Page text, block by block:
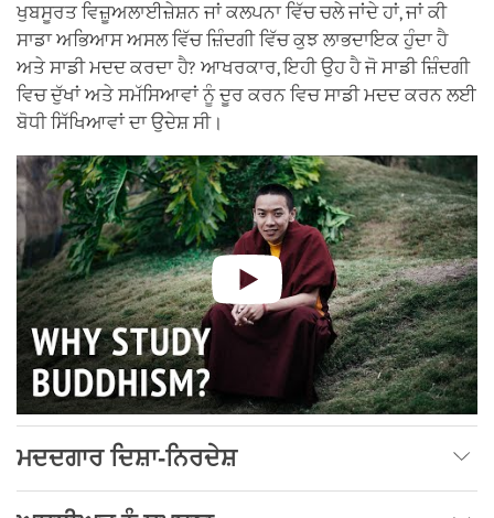
ਖੁਬਸੂਰਤ ਵਿਜ਼ੂਅਲਾਈਜ਼ੇਸ਼ਨ ਜਾਂ ਕਲਪਨਾ ਵਿੱਚ ਚਲੇ ਜਾਂਦੇ ਹਾਂ, ਜਾਂ ਕੀ
ਸਾਡਾ ਅਭਿਆਸ ਅਸਲ ਵਿੱਚ ਜ਼ਿੰਦਗੀ ਵਿੱਚ ਕੁਝ ਲਾਭਦਾਇਕ ਹੁੰਦਾ ਹੈ
ਅਤੇ ਸਾਡੀ ਮਦਦ ਕਰਦਾ ਹੈ? ਆਖਰਕਾਰ, ਇਹੀ ਉਹ ਹੈ ਜੋ ਸਾਡੀ ਜ਼ਿੰਦਗੀ
ਵਿਚ ਦੁੱਖਾਂ ਅਤੇ ਸਮੱਸਿਆਵਾਂ ਨੂੰ ਦੂਰ ਕਰਨ ਵਿਚ ਸਾਡੀ ਮਦਦ ਕਰਨ ਲਈ
ਬੋਧੀ ਸਿੱਖਿਆਵਾਂ ਦਾ ਉਦੇਸ਼ ਸੀ।
ਮਦਦਗਾਰ ਦਿਸ਼ਾ-ਨਿਰਦੇਸ਼